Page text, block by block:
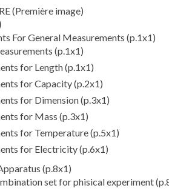
(Première image)
For General Measurements (p.1x1)
(p.1x1)
for Length(p.1x1)
for Capacity(p.2x1)
for Dimension(p.3x1)
for Mass (p.3x1)
for Temperature(p.5x1)
for Electricity(p.6x1)
(p.8x1)
set for phisical experiment